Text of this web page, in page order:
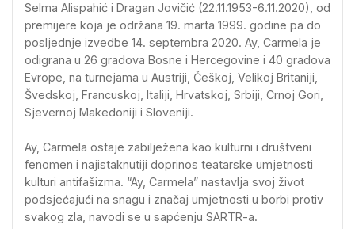
Selma Alispahić i Dragan Jovičić (22.11.1953-6.11.2020), od
premijere koja je održana 19. marta 1999. godine pa do
posljednje izvedbe 14. septembra 2020. Ay, Carmela je
odigrana u 26 gradova Bosne i Hercegovine i 40 gradova
Evrope, na turnejama u Austriji, Češkoj, Velikoj Britaniji,
Švedskoj, Francuskoj, Italiji, Hrvatskoj, Srbiji, Crnoj Gori,
Sjevernoj Makedoniji i Sloveniji.
Ay, Carmela ostaje zabilježena kao kulturni i društveni
fenomen i najistaknutiji doprinos teatarske umjetnosti
kulturi antifašizma. “Ay, Carmela” nastavlja svoj život
podsjećajući na snagu i značaj umjetnosti u borbi protiv
svakog zla, navodi se u sapćenju SARTR-a.